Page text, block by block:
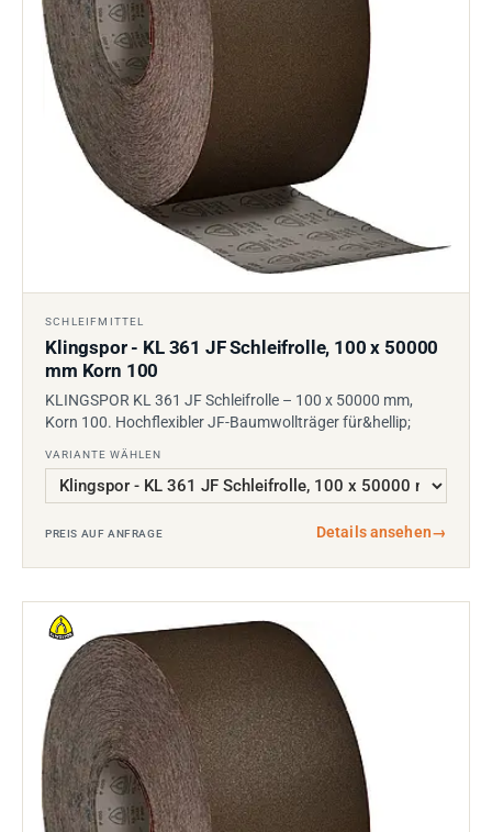
SCHLEIFMITTEL
Klingspor - KL 361 JF Schleifrolle, 100 x 50000
mm Korn 100
KLINGSPOR KL 361 JF Schleifrolle – 100 x 50000 mm,
Korn 100. Hochflexibler JF-Baumwollträger für&hellip;
VARIANTE WÄHLEN
PREIS AUF ANFRAGE Details ansehen→